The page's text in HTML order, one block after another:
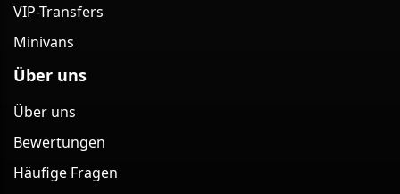
VIP-Transfers
Minivans
Über uns
Über uns
Bewertungen
Häufige Fragen